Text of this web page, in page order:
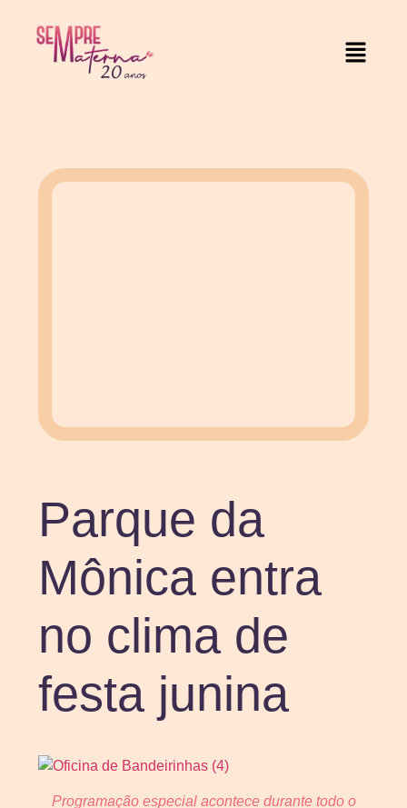
Parque da
Mônica entra
no clima de
festa junina
Programação especial acontece durante todo o